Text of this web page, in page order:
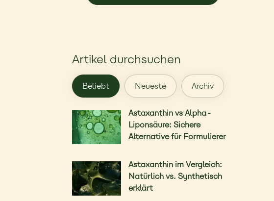
Artikel durchsuchen
Beliebt Neueste Archiv
Astaxanthin vs Alpha-
Liponsäure: Sichere
Alternative für Formulierer
Astaxanthin im Vergleich:
Natürlich vs. Synthetisch
erklärt